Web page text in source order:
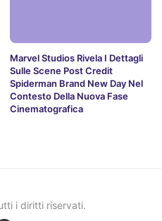
Marvel Studios Rivela I Dettagli
Sulle Scene Post Credit
Spiderman Brand New Day Nel
Contesto Della Nuova Fase
Cinematografica
i diritti riservati.